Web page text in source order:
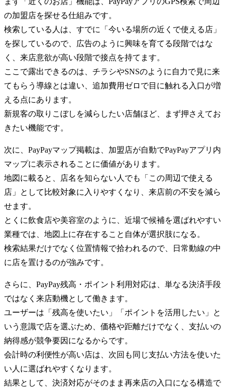
の加盟店を探せる仕組みです。
検索している人は、すでに「今いる場所の近くで使える店」
を探しているので、広告のように興味を育てる段階ではな
く、来店意欲が高い段階で接点を持てます。
ここで露出できるのは、チラシやSNSのように自力で見に来
てもらう導線とは違い、追加費用ゼロで目に触れる入口が増
える点にあります。
新規客の取りこぼしを減らしたい店舗ほど、まず押さえてお
きたい機能です。
次に、PayPayマップ掲載は、加盟店が自動でPayPayアプリ内
マップに表示されることに価値があります。
地図に載ると、店名を知らない人でも「この周辺で使える
店」として比較対象に入りやすくなり、来店前の不安を減ら
せます。
とくに飲食店や美容室のように、近場で候補を選ばれやすい
業種では、地図上に存在すること自体が選択肢になる。
検索結果だけでなく位置情報で拾われるので、日常動線の中
に店を置けるのが強みです。
さらに、PayPay残高・ポイント利用対応は、単なる決済手段
ではなく来店動機として働きます。
ユーザーは「残高を使いたい」「ポイントを活用したい」と
いう意識で店を選ぶため、価格や距離だけでなく、支払いの
納得感が競争要因になるからです。
会計時の利便性が高い店は、次回も同じ支払い方法を使いた
い人に選ばれやすくなります。
結果として、決済対応がそのまま再来店の入口になる構造で